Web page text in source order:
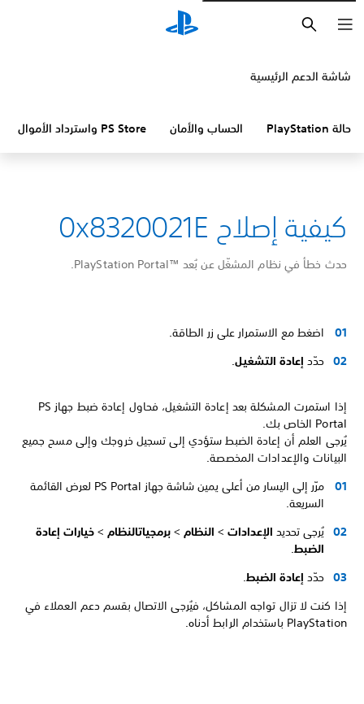
شاشة الدعم الرئيسية
حالة PlayStation الحساب والأمان PS Store واسترداد الأموال
كيفية إصلاح 0x8320021E
حدث خطأ في نظام المشغّل عن بُعد PlayStation Portal™‎.
اضغط مع الاستمرار على زر الطاقة.
حدّد إعادة التشغيل.
إذا استمرت المشكلة بعد إعادة التشغيل، فحاول إعادة ضبط جهاز PS
Portal الخاص بك.
يُرجى العلم أن إعادة الضبط ستؤدي إلى تسجيل خروجك وإلى مسح جميع
البيانات والإعدادات المخصصة.
مرّر إلى اليسار من أعلى يمين شاشة جهاز PS Portal لعرض القائمة
السريعة.
يُرجى تحديد الإعدادات > النظام > برمجياتالنظام > خيارات إعادة
الضبط.
حدّد إعادة الضبط.
إذا كنت لا تزال تواجه المشاكل، فيُرجى الاتصال بقسم دعم العملاء في
PlayStation باستخدام الرابط أدناه.